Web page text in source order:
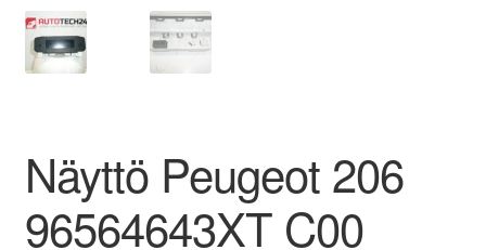
Tarkista
Tilini
Valitukset
Näyttö Peugeot 206
96564643XT C00